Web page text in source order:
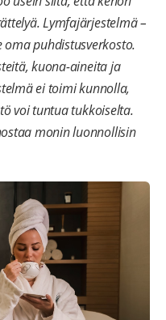
Lymfajärjestelmä –
puhdistusverkosto.
kuona-aineita ja
ei toimi kunnolla,
voi tuntua tukkoiselta.
monin luonnollisin